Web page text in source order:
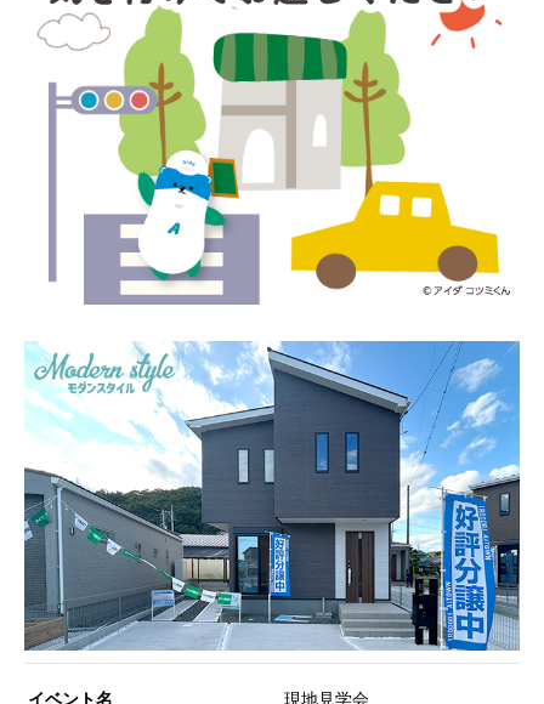
イベント名 現地見学会